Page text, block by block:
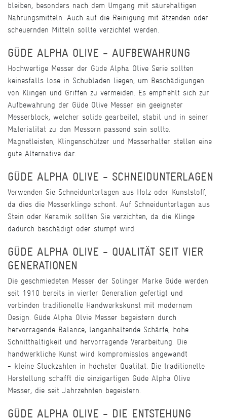
bleiben, besonders nach dem Umgang mit säurehaltigen
Nahrungsmitteln. Auch auf die Reinigung mit ätzenden oder
scheuernden Mitteln sollte verzichtet werden.
GÜDE ALPHA OLIVE - AUFBEWAHRUNG
Hochwertige Messer der Güde Alpha Olive Serie sollten
keinesfalls lose in Schubladen liegen, um Beschädigungen
von Klingen und Griffen zu vermeiden. Es empfiehlt sich zur
Aufbewahrung der Güde Olive Messer ein geeigneter
Messerblock, welcher solide gearbeitet, stabil und in seiner
Materialität zu den Messern passend sein sollte.
Magnetleisten, Klingenschützer und Messerhalter stellen eine
gute Alternative dar.
GÜDE ALPHA OLIVE - SCHNEIDUNTERLAGEN
Verwenden Sie Schneidunterlagen aus Holz oder Kunststoff,
da dies die Messerklinge schont. Auf Schneidunterlagen aus
Stein oder Keramik sollten Sie verzichten, da die Klinge
dadurch beschädigt oder stumpf wird.
GÜDE ALPHA OLIVE - QUALITÄT SEIT VIER
GENERATIONEN
Die geschmiedeten Messer der Solinger Marke Güde werden
seit 1910 bereits in vierter Generation gefertigt und
verbinden traditionelle Handwerkskunst mit modernem
Design. Güde Alpha Olvie Messer begeistern durch
hervorragende Balance, langanhaltende Schärfe, hohe
Schnitthaltigkeit und hervorragende Verarbeitung. Die
handwerkliche Kunst wird kompromisslos angewandt
- kleine Stückzahlen in höchster Qualität. Die traditionelle
Herstellung schafft die einzigartigen Güde Alpha Olive
Messer, die seit Jahrzehnten begeistern.
GÜDE ALPHA OLIVE - DIE ENTSTEHUNG